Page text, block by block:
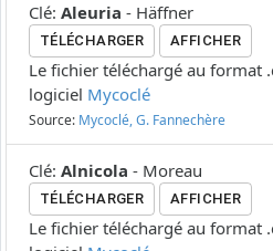
Clé: Aleuria - Häffner
TÉLÉCHARGER AFFICHER
Le fichier téléchargé au format
logiciel Mycoclé
Source: Mycoclé, G. Fannechère
Clé: Alnicola - Moreau
TÉLÉCHARGER AFFICHER
Le fichier téléchargé au format